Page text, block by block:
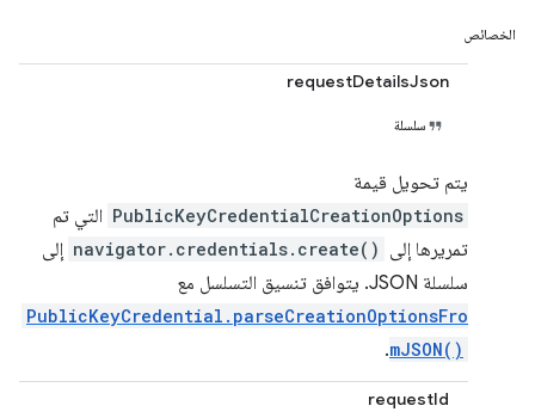
الخصائص
requestDetailsJson
سلسلة
يتم تحويل قيمة
PublicKeyCredentialCreationOptions التي تم
تمريرها إلى navigator.credentials.create() إلى
سلسلة JSON. يتوافق تنسيق التسلسل مع
PublicKeyCredential.parseCreationOptionsFro
mJSON()
.
requestId